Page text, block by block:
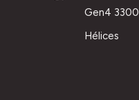
Gen4 3300
Hélices